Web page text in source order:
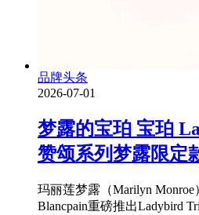
品牌头条
2026-07-01
梦露的宝珀 宝珀
赞颂系列梦露限定
玛丽莲梦露（Marilyn
Blancpain重磅推出Ladybird